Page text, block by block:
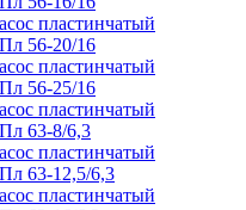
пластинчатый
56-20/16
пластинчатый
56-25/16
пластинчатый
63-8/6,3
пластинчатый
63-12,5/6,3
пластинчатый